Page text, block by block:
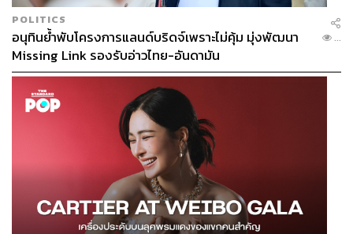
POLITICS
อนุทินย้ำพับโครงการแลนด์บริดจ์เพราะไม่คุ้ม มุ่งพัฒนา
Missing Link รองรับอ่าวไทย-อันดามัน
...